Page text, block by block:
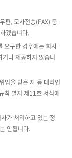
편, 모사전송(FAX) 등
겠습니다.
요구한 경우에는 회사
거나 제공하지 않습니
임을 받은 자 등 대리인
칙 별지 제11호 서식에
가 처리하고 있는 정
안됩니다.